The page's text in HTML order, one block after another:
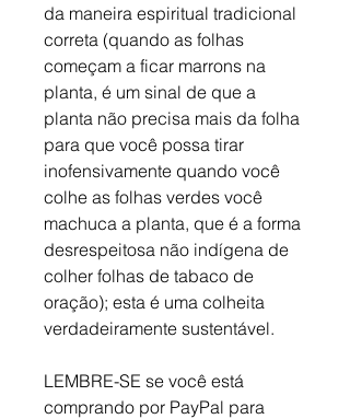
da maneira espiritual tradicional
correta (quando as folhas
começam a ficar marrons na
planta, é um sinal de que a
planta não precisa mais da folha
para que você possa tirar
inofensivamente quando você
colhe as folhas verdes você
machuca a planta, que é a forma
desrespeitosa não indígena de
colher folhas de tabaco de
oração); esta é uma colheita
verdadeiramente sustentável.
LEMBRE-SE se você está
comprando por PayPal para